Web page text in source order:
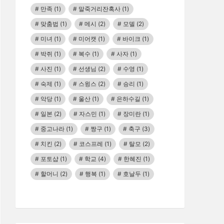
만족 (1) 말죽거리잔혹사 (1)
맞춤법 (1) 메시 (2) 모델 (2)
미녀 (1) 미어캣 (1) 바이크 (1)
박쥐 (1) 복수 (1) 사자 (1)
사진 (1) 선생님 (2) 수영 (1)
숙제 (1) 스윙스 (2) 승리 (1)
악당 (1) 울산 (1) 은하수길 (1)
일본 (2) 자스민 (1) 장미란 (1)
중고나라 (1) 짱구 (1) 축구 (3)
치킨 (2) 코스프레 (1) 탈모 (2)
포토샵 (1) 학교 (4) 한혜진 (1)
할머니 (2) 행복 (1) 호날두 (1)